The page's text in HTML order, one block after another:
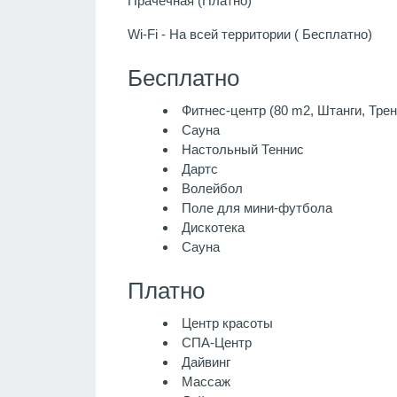
Wi-Fi - На всей территории ( Бесплатно)
Бесплатно
Фитнес-центр (80 m2, Штанги,
Сауна
Настольный Теннис
Дартс
Волейбол
Поле для мини-футбола
Дискотека
Сауна
Платно
Центр красоты
СПА-Центр
Дайвинг
Массаж